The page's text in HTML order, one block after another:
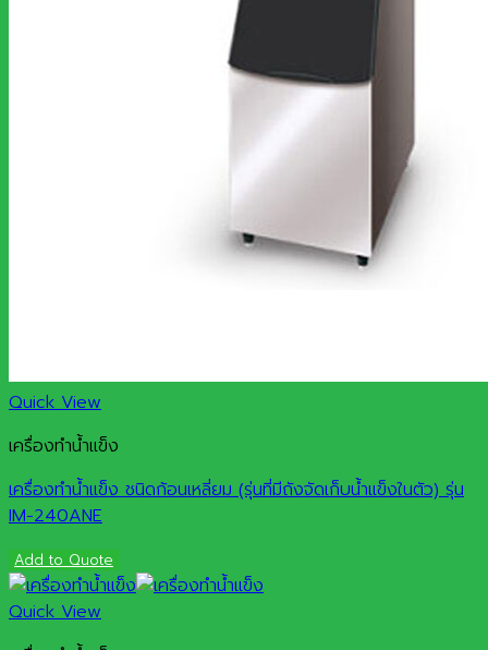
Quick View
เครื่องทำน้ำแข็ง
เครื่องทำน้ำแข็ง ชนิดก้อนเหลี่ยม (รุ่นที่มีถังจัดเก็บน้ำแข็งในตัว) รุ่น
IM-240ANE
Add to Quote
Quick View